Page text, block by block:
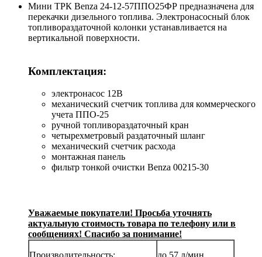
Мини ТРК Benza 24-12-57ППО25ФР предназначена для
перекачки дизельного топлива. Электронасосный блок
топливораздаточной колонки устанавливается на
вертикальной поверхности.
Комплектация:
электронасос 12В
механический счетчик топлива для коммерческого
учета ППО-25
ручной топливораздаточный кран
четырехметровый раздаточный шланг
механический счетчик расхода
монтажная панель
фильтр тонкой очистки Benza 00215-30
Уважаемые покупатели! Просьба уточнять
актуальную стоимость товара по телефону или в
сообщениях! Спасибо за понимание!
Производительность: до 57 л/мин